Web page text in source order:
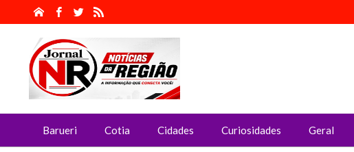
Barueri Cotia Cidades Curiosidades Geral